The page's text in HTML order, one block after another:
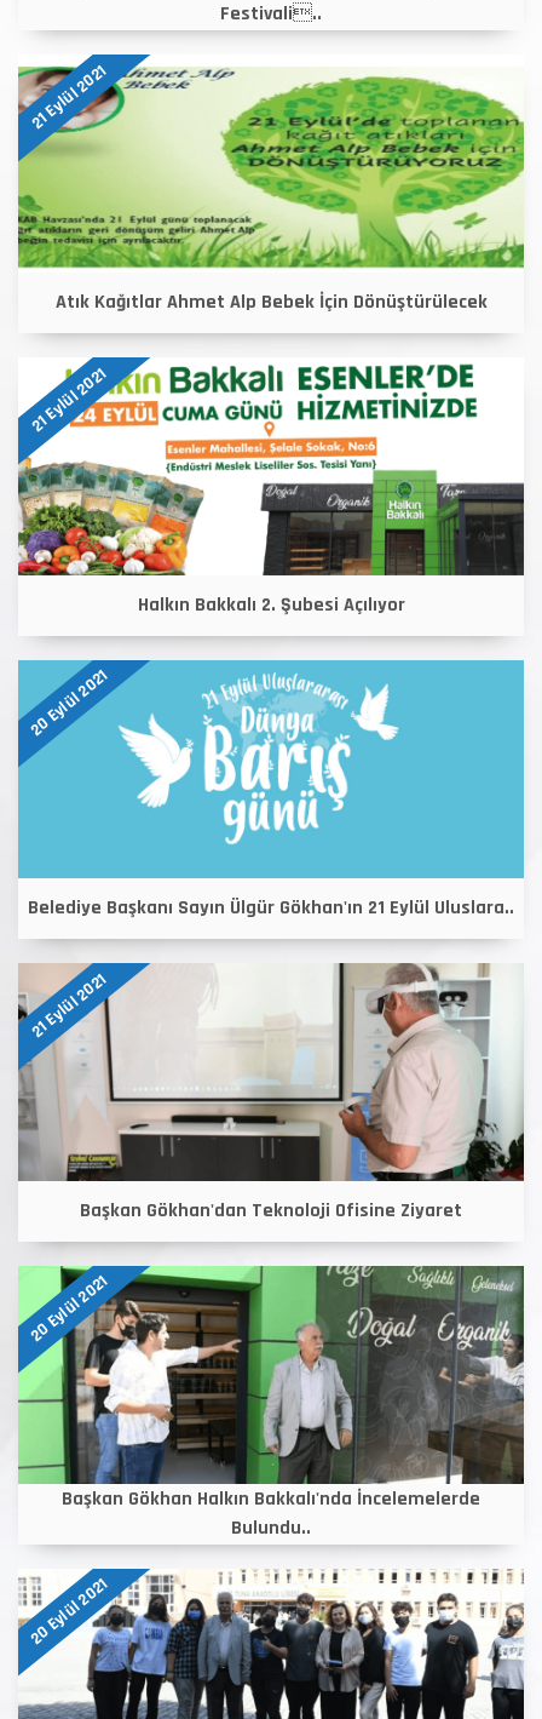
Festivali..
21 Eylül 2021
Atık Kağıtlar Ahmet Alp Bebek İçin Dönüştürülecek
21 Eylül 2021
Halkın Bakkalı 2. Şubesi Açılıyor
20 Eylül 2021
Belediye Başkanı Sayın Ülgür Gökhan'ın 21 Eylül Uluslara..
21 Eylül 2021
Başkan Gökhan'dan Teknoloji Ofisine Ziyaret
20 Eylül 2021
Başkan Gökhan Halkın Bakkalı'nda İncelemelerde
Bulundu..
20 Eylül 2021